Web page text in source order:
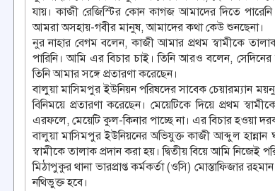
যায়। কাজী রেজিস্টির কোন কাগজ আমাদের দিতে
আমরা অসহায়-গবীর মানুষ, আমাদের কথা কেউ শুনছেনা।
নুর নাহার বেগম বলেন, কাজী আমার প্রথম স্বামীকে
পারিনি। আমি এর বিচার চাই। তিনি আরও বলেন,
তিনি আমার সঙ্গে প্রতারণা করেছেন।
বালুয়া মাসিমপুর ইউনিয়ন পরিষদের সাবেক চেয়ারম্যান
বিনিময়ে প্রতারণা করেছেন। মেয়েটিকে দিয়ে প্রথম
এরফলে, মেয়েটি কুল-কিনার পাচ্ছে না। এর বিচার হওয়া
বালুয়া মাসিমপুর ইউনিয়নের অভিযুক্ত কাজী আব্দুল
স্বামীকে তালাক প্রদান করা হয়। দ্বিতীয় বিয়ে আমি নিজেই
মিঠাপুকুর থানা ভারপ্রাপ্ত কর্মকর্তা (ওসি) মোস্তাফিজার
নথিভুক্ত হবে।